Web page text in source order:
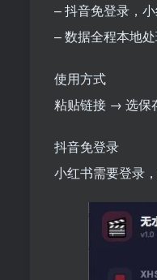
– 抖音免登录，
– 数据全程本地
使用方式
粘贴链接 → 选保
抖音免登录
小红书需要登录